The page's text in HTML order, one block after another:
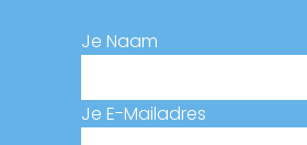
Je Naam
Je E-Mailadres